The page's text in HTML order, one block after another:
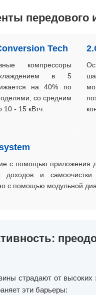
передового
Tech
компрессоры
в 5
на 40% по
со средним
10 - 15 кВтч.
с помощью приложения
доходов и
с помощью модульной
страдают от
эти барьеры: